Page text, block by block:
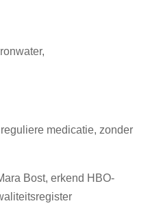
medicatie, zonder
Bost, erkend HBO-